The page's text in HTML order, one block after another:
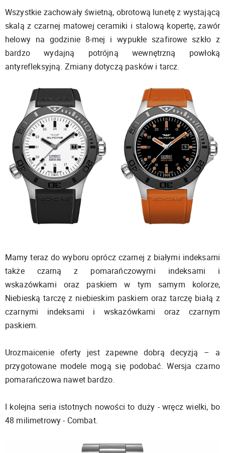
Wszystkie zachowały świetną, obrotową lunetę z wystającą
skalą z czarnej matowej ceramiki i stalową kopertę, zawór
helowy na godzinie 8-mej i wypukłe szafirowe szkło z
bardzo wydajną potrójną wewnętrzną powłoką
antyrefleksyjną. Zmiany dotyczą pasków i tarcz.
Mamy teraz do wyboru oprócz czarnej z białymi indeksami
także czarną z pomarańczowymi indeksami i
wskazówkami oraz paskiem w tym samym kolorze,
Niebieską tarczę z niebieskim paskiem oraz tarczę białą z
czarnymi indeksami i wskazówkami oraz czarnym
paskiem.
Urozmaicenie oferty jest zapewne dobrą decyzją – a
przygotowane modele mogą się podobać. Wersja czarno
pomarańczowa nawet bardzo.
I kolejna seria istotnych nowości to duży - wręcz wielki, bo
48 milimetrowy - Combat.